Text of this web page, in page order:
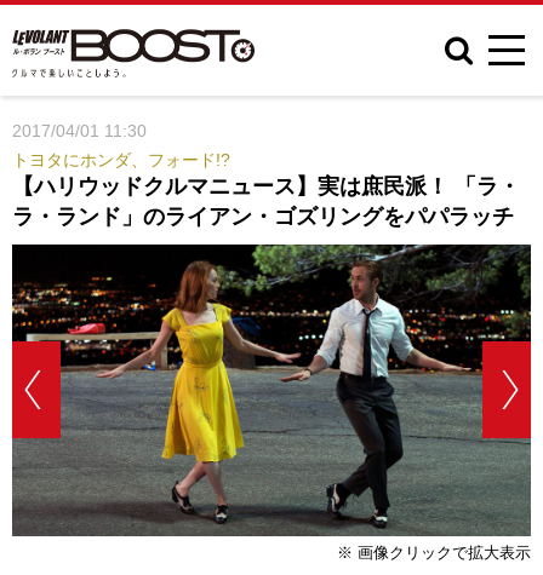
2017/04/01 11:30
トヨタにホンダ、フォード!?
【ハリウッドクルマニュース】実は庶民派！ 「ラ・
ラ・ランド」のライアン・ゴズリングをパパラッチ
※ 画像クリックで拡大表示